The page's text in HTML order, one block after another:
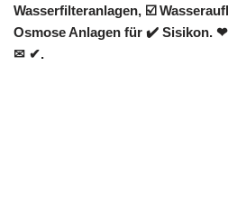
Wasserfilteranlagen, ☑️
Osmose Anlagen für ✔️ Sisikon.
✉ ✔.